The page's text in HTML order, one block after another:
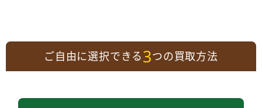
ご自由に選択できる3つの買取方法